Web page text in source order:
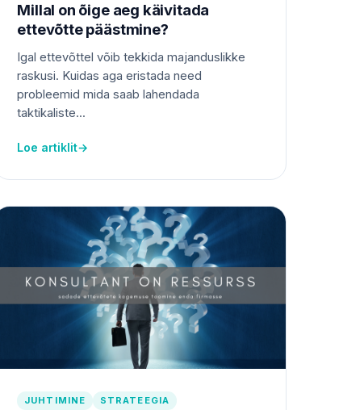
Millal on õige aeg käivitada
ettevõtte päästmine?
Igal ettevõttel võib tekkida majanduslikke
raskusi. Kuidas aga eristada need
probleemid mida saab lahendada
taktikaliste...
Loe artiklit→
JUHTIMINE
STRATEEGIA